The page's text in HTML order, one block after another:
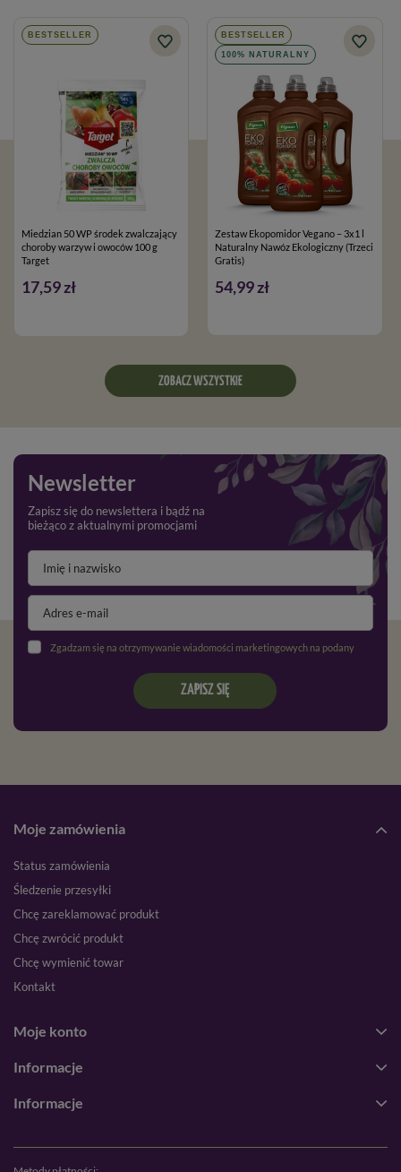
BESTSELLER
Miedzian 50 WP środek zwalczający
choroby warzyw i owoców 100 g
Target
17,59 zł
BESTSELLER
100% NATURALNY
Zestaw Ekopomidor Vegano – 3x1 l
Naturalny Nawóz Ekologiczny (Trzeci
Gratis)
54,99 zł
ZOBACZ WSZYSTKIE
Newsletter
Zapisz się do newslettera i bądź na
bieżąco z aktualnymi promocjami
Zgadzam się na otrzymywanie wiadomości marketingowych na podany adres e-mail oraz przetwarzanie danych osobowych zgodnie z
ZAPISZ SIĘ
Moje zamówienia
Status zamówienia
Śledzenie przesyłki
Chcę zareklamować produkt
Chcę zwrócić produkt
Chcę wymienić towar
Kontakt
Moje konto
Informacje
Informacje